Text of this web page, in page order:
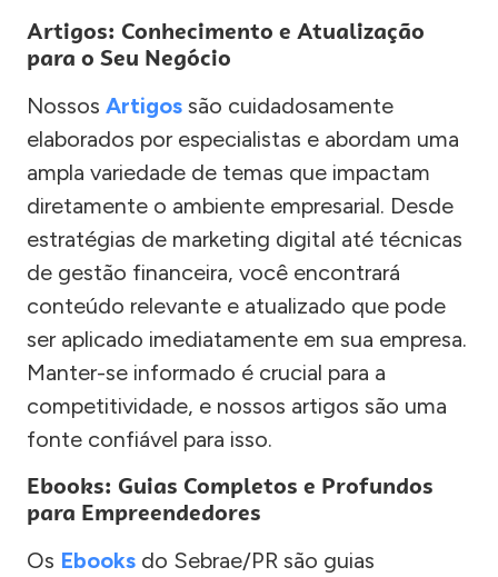
Artigos: Conhecimento e Atualização
para o Seu Negócio
Nossos Artigos são cuidadosamente
elaborados por especialistas e abordam uma
ampla variedade de temas que impactam
diretamente o ambiente empresarial. Desde
estratégias de marketing digital até técnicas
de gestão financeira, você encontrará
conteúdo relevante e atualizado que pode
ser aplicado imediatamente em sua empresa.
Manter-se informado é crucial para a
competitividade, e nossos artigos são uma
fonte confiável para isso.
Ebooks: Guias Completos e Profundos
para Empreendedores
Os Ebooks do Sebrae/PR são guias